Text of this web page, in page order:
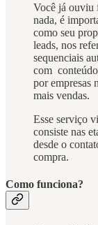
Você já ouviu
nada, é
como seu
leads, nos
sequenciais
com
por empresas
mais vendas.
Esse serviço
consiste nas
desde o
compra.
Como funciona?